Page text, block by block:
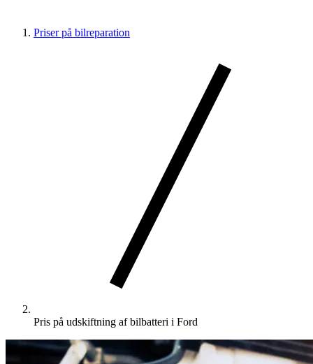
Priser på bilreparation
Pris på udskiftning af bilbatteri i Ford